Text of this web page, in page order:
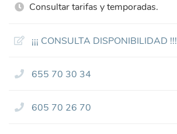
Consultar tarifas y temporadas.
¡¡¡ CONSULTA DISPONIBILIDAD !!!
655 70 30 34
605 70 26 70